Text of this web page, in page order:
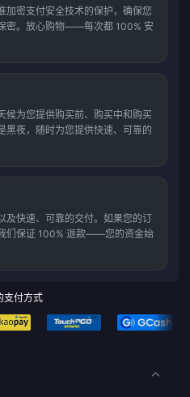
加密支付安全技术的保护，确保您
密。放心购物——每次都 100% 安
候为您提供购买前、购买中和购买
黑夜，随时为您提供快速、可靠的
及快速、可靠的交付。如果您的订
们保证 100% 退款——您的资金始
支付方式